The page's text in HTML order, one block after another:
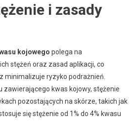
i zasady
kojowego polega na
stężeń oraz zasad aplikacji, co
minimalizuje ryzyko podrażnień.
kwas kojowy, stężenie
pozostających na skórze, takich jak
się stężenie od 1% do 4% kwasu